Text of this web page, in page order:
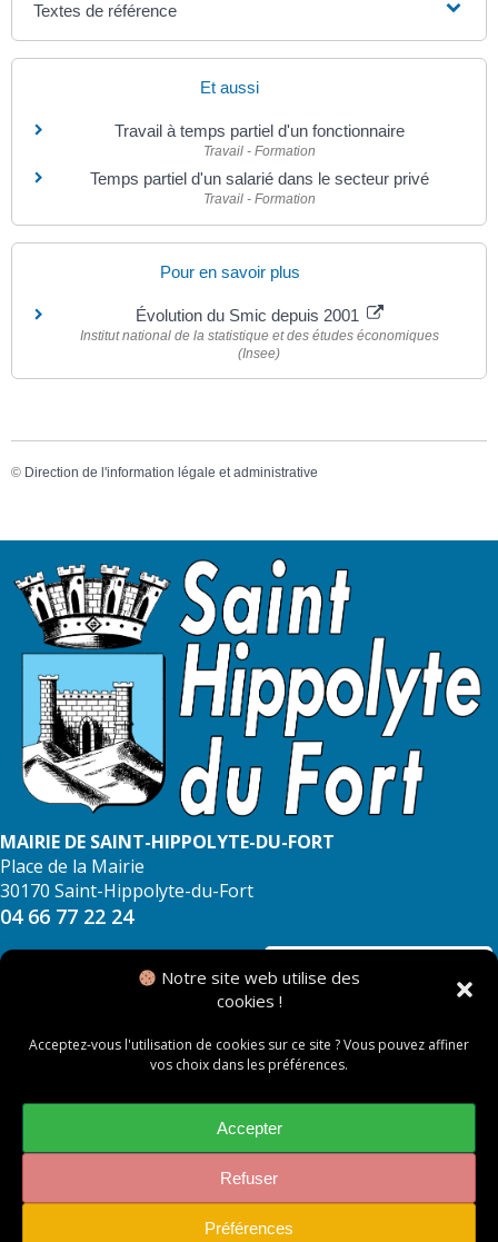
Notre site web utilise des
cookies !
Acceptez-vous l'utilisation de cookies sur ce site ? Vous pouvez affiner
vos choix dans les préférences.
Accepter
Refuser
Préférences
Textes de référence
Et aussi
Travail à temps partiel d'un fonctionnaire
Travail - Formation
Temps partiel d'un salarié dans le secteur privé
Travail - Formation
Pour en savoir plus
Évolution du Smic depuis 2001
Institut national de la statistique et des études économiques
(Insee)
© Direction de l'information légale et administrative
MAIRIE DE SAINT-HIPPOLYTE-DU-FORT
Place de la Mairie
30170 Saint-Hippolyte-du-Fort
04 66 77 22 24
NOUS CONTACTER
Mentions légales
Politique des cookies